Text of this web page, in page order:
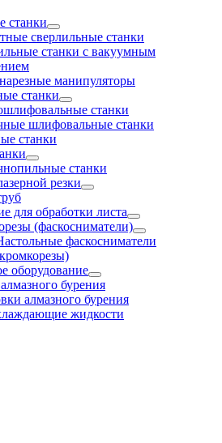
станки
сверлильные станки
станки с вакуумным
манипуляторы
станки
станки
шлифовальные станки
станки
станки
резки
для обработки листа
(фаскосниматели)
фаскосниматели
оборудование
бурения
алмазного бурения
жидкости